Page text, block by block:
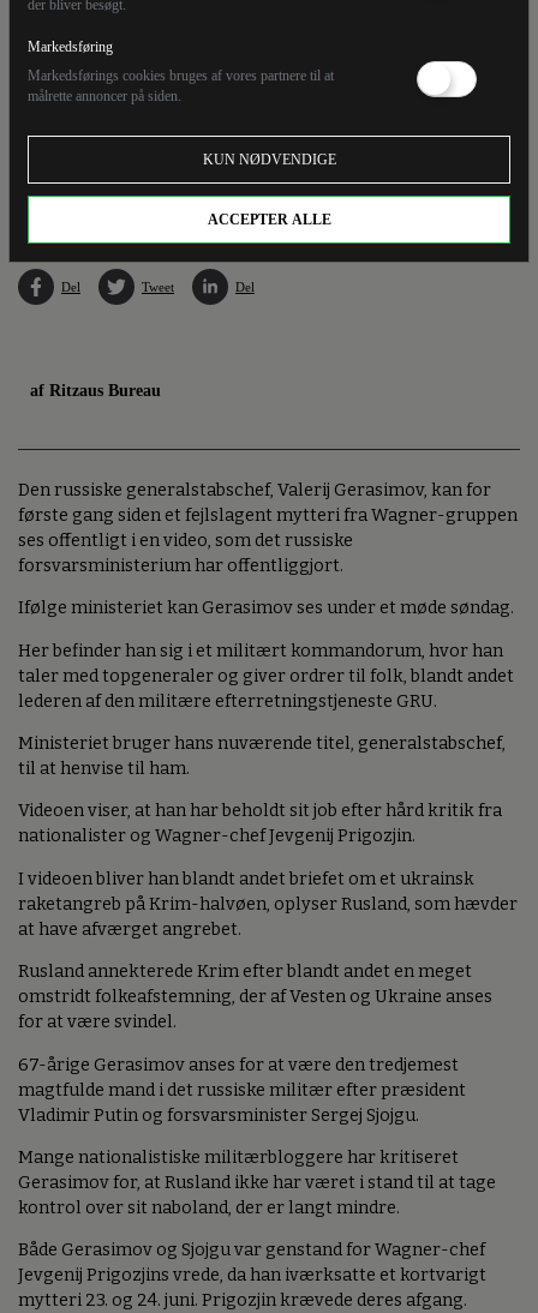
der bliver besøgt.
Markedsføring
Markedsførings cookies bruges af vores partnere til at
målrette annoncer på siden.
KUN NØDVENDIGE
ACCEPTER ALLE
militær. Gerasimov var ikke blevet set offentligt siden tidligt i juni - før Wagner-
mytteriet. (Arkivfoto).
Del Tweet Del
af Ritzaus Bureau
Den russiske generalstabschef, Valerij Gerasimov, kan for
første gang siden et fejlslagent mytteri fra Wagner-gruppen
ses offentligt i en video, som det russiske
forsvarsministerium har offentliggjort.
Ifølge ministeriet kan Gerasimov ses under et møde søndag.
Her befinder han sig i et militært kommandorum, hvor han
taler med topgeneraler og giver ordrer til folk, blandt andet
lederen af den militære efterretningstjeneste GRU.
Ministeriet bruger hans nuværende titel, generalstabschef,
til at henvise til ham.
Videoen viser, at han har beholdt sit job efter hård kritik fra
nationalister og Wagner-chef Jevgenij Prigozjin.
I videoen bliver han blandt andet briefet om et ukrainsk
raketangreb på Krim-halvøen, oplyser Rusland, som hævder
at have afværget angrebet.
Rusland annekterede Krim efter blandt andet en meget
omstridt folkeafstemning, der af Vesten og Ukraine anses
for at være svindel.
67-årige Gerasimov anses for at være den tredjemest
magtfulde mand i det russiske militær efter præsident
Vladimir Putin og forsvarsminister Sergej Sjojgu.
Mange nationalistiske militærbloggere har kritiseret
Gerasimov for, at Rusland ikke har været i stand til at tage
kontrol over sit naboland, der er langt mindre.
Både Gerasimov og Sjojgu var genstand for Wagner-chef
Jevgenij Prigozjins vrede, da han iværksatte et kortvarigt
mytteri 23. og 24. juni. Prigozjin krævede deres afgang.